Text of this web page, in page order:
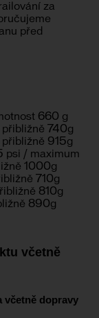
za
před
660 g
740g
915g
psi / maximum
1000g
710g
810g
890g
včetně
včetně dopravy